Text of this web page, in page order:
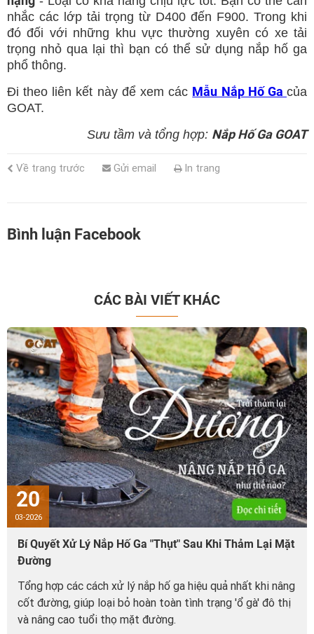
nhắc các lớp tải trọng từ D400 đến F900. Trong khi
đó đối với những khu vực thường xuyên có xe tải
trọng nhỏ qua lại thì bạn có thể sử dụng nắp hố ga
phổ thông.
Đi theo liên kết này để xem các Mẫu Nắp Hố Gacủa
GOAT.
Sưu tầm và tổng hợp: Nắp Hố Ga GOAT
Về trang trước Gửi email In trang
Bình luận Facebook
CÁC BÀI VIẾT KHÁC
20
03-2026
Bí Quyết Xử Lý Nắp Hố Ga "Thụt" Sau Khi Thảm Lại Mặt
Đường
Tổng hợp các cách xử lý nắp hố ga hiệu quả nhất khi nâng
cốt đường, giúp loại bỏ hoàn toàn tình trạng 'ổ gà' đô thị
và nâng cao tuổi thọ mặt đường.